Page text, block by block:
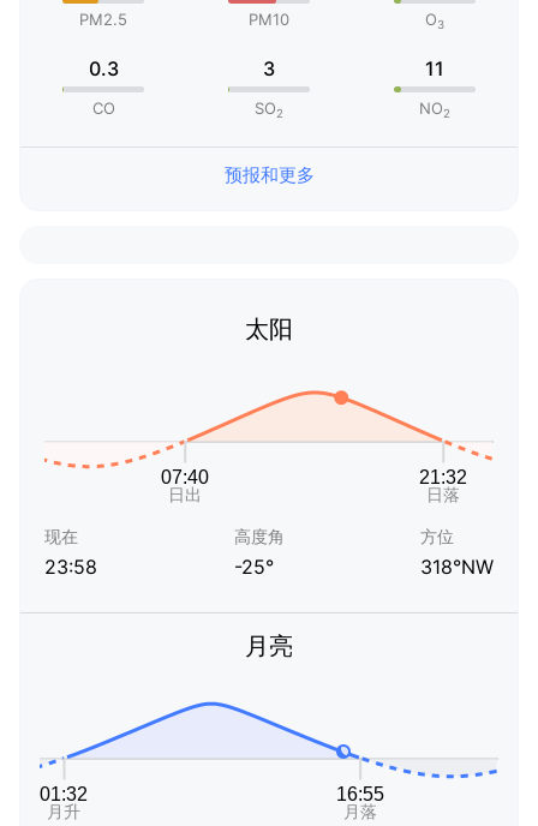
PM2.5 PM10 O3
0.3
CO
3
SO2
11
NO2
预报和更多
太阳
现在
23:58
高度角
-25°
方位
318°NW
月亮